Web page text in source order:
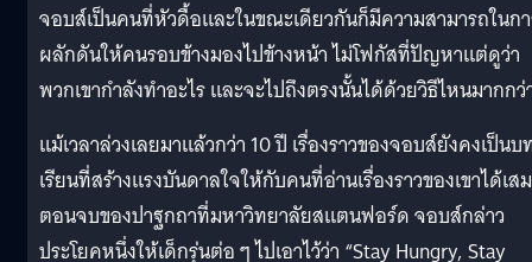
จอบส์เป็นคนที่หัวดื้อและในขณะเดียวกันก็มีความสามารถในก
ผลักดันให้คนรอบข้างมองไปข้างหน้า ไม่โฟกัสที่ปัญหาแต่ดูว่า
พวกเขากำลังทำอะไร และจะไปถึงตรงนั้นได้ด้วยวิธีไหนมากกว่
แม้เวลาล่วงเลยมาแล้วกว่า 10 ปี เรื่องราวของจอบส์ยังคงเป็นบ
เรียนที่สร้างแรงบันดาลใจให้กับคนที่อ่านเรื่องราวของเขาได้เส
ตอนจบของปาฐกถาที่มหาวิทยาลัยสแตนฟอร์ด จอบส์กล่าว
ประโยคหนึ่งให้เด็กรุ่นต่อ ๆ ไปเอาไว้ว่า “Stay Hungry, Stay